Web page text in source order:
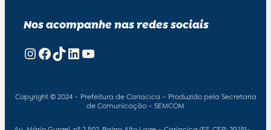
Nos acompanhe nas redes sociais
InstagramFacebook TikTok LinkedIn Youtube
Copyright © 2024 – Prefeitura de Cariacica – Produzido pela Secretaria
de Comunicação – SEMCOM